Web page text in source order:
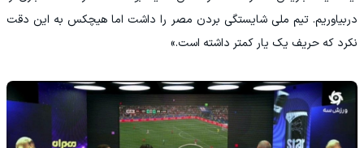
دربیاوریم. تیم ملی شایستگی بردن مصر را داشت اما هیچکس به این دقت
نکرد که حریف یک یار کمتر داشته است.»